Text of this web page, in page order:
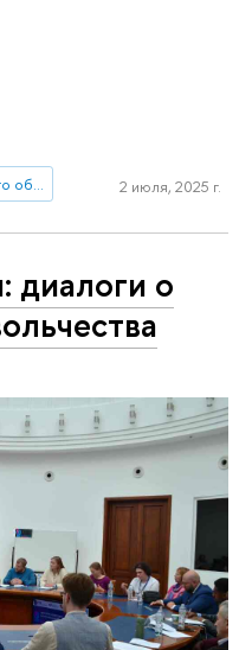
Центр исследований гражданского общества и некоммерческого сектора 2 июля, 2025 г.
диалоги о